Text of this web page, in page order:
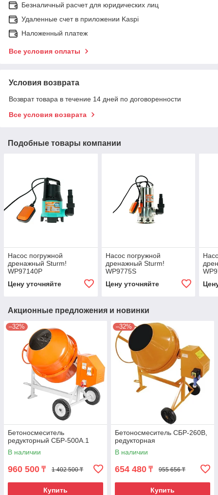
Безналичный расчет для юридических лиц
Удаленные счет в приложении Kaspi
Наложенный платеж
Все условия оплаты
Условия возврата
Возврат товара в течение 14 дней по договоренности
Все условия возврата
Подобные товары компании
Насос погружной
дренажный Sturm!
WP97140P
Цену уточняйте
Насос погружной
дренажный Sturm!
WP9775S
Цену уточняйте
Акционные предложения и новинки
–32%
Бетоносмеситель
редукторный СБР-500А.1
В наличии
960 500 ₸ 1 402 500 ₸
Купить
–32%
Бетоносмеситель СБР-260В,
редукторная
В наличии
654 480 ₸ 955 656 ₸
Купить